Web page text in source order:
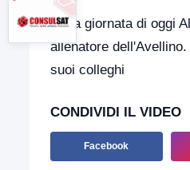
Nella giornata di oggi
allenatore
suoi colleghi
CONDIVIDI IL VIDEO
Facebook